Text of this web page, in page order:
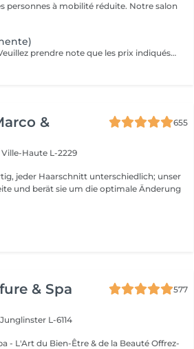
personnes à mobilité réduite. Notre salon
Soin-Traitement inclus Veuillez prendre note que les prix indiqués sur Salonkee sont communiqués à titre informatif et s'entendent de base. Ces derniers sont susceptibles de varier selon le diagnostic réalisé à votre arrivée au salon et l'expertise du professionnel à qui vous confiez votre beauté. Dans tous les cas, un devis précis vous sera proposé et toutes réalisations de prestations seront effectuées avec votre accord. Un grand merci d'avance pour votre compréhension. Au plaisir de vous recevoir très vite.
&
655
Haute L-2229
jeder Haarschnitt unterschiedlich; unser
und berät sie um die optimale Änderung
& Spa
577
Junglinster L-6114
L'Art du Bien-Être & de la Beauté Offrez-